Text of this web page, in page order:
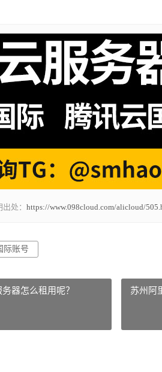
处： https://www.098cloud.com/alicloud/
际账号
器怎么租用呢？ 苏州阿